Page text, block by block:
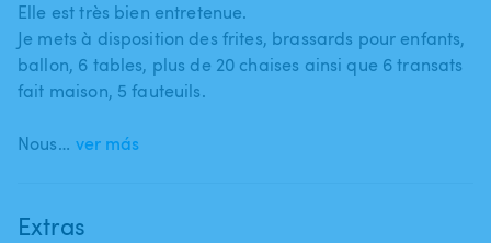
Elle est très bien entretenue.
Je mets à disposition des frites​,​ brassards pour enfants​,​
ballon​,​ 6 tables​,​ plus de 20 chaises ainsi que 6 transats
fait maison​,​ 5 fauteuils.
Nous… ver más
Extras